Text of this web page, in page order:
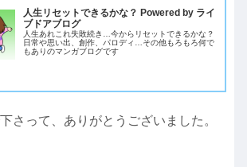
人生リセットできるかな？ Powered by ライ
ブドアブログ
人生あれこれ失敗続き…今からリセットできるかな？
日常や思い出、創作、パロディ…その他もろもろ何で
もありのマンガブログです
さって、ありがとうございました。